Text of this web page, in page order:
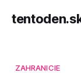
ZAHRANICIE